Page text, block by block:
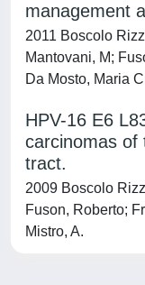
management
2011 Boscolo
Mantovani, M;
Da Mosto, Maria
HPV-16 E6
carcinomas of
tract.
2009 Boscolo
Fuson, Roberto;
Mistro, A.